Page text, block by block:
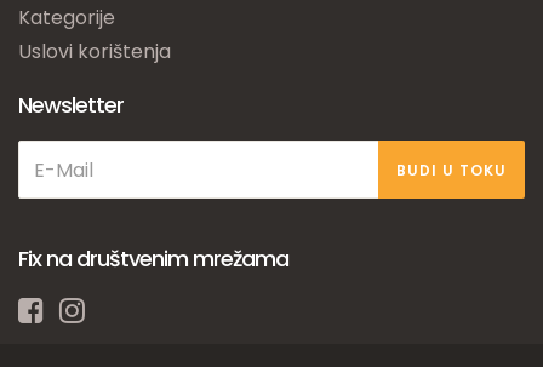
Kategorije
Uslovi korištenja
Newsletter
BUDI U TOKU
Fix na društvenim mrežama